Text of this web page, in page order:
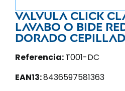
Valvula click
lavabo o bide
dorado
Referencia:T001-DC
EAN13:8436597581363